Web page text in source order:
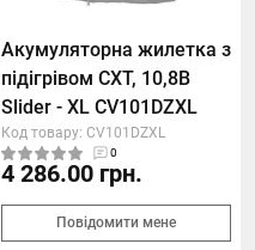
Акумуляторна жилетка з
підігрівом СXT, 10,8В
Slider - XL CV101DZXL
Код товару: CV101DZXL
0
4 286.00 грн.
Повідомити мене